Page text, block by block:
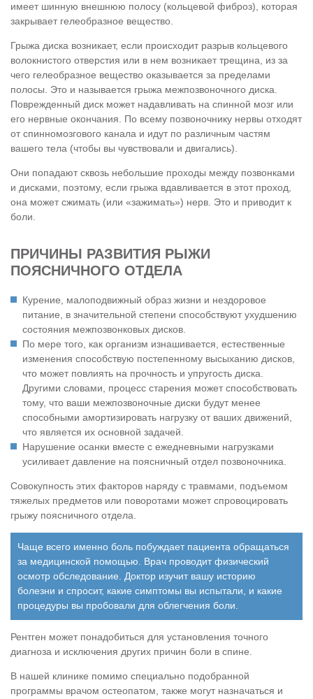
имеет шинную внешнюю полосу (кольцевой фиброз), которая
закрывает гелеобразное вещество.
Грыжа диска возникает, если происходит разрыв кольцевого
волокнистого отверстия или в нем возникает трещина, из за
чего гелеобразное вещество оказывается за пределами
полосы. Это и называется грыжа межпозвоночного диска.
Поврежденный диск может надавливать на спинной мозг или
его нервные окончания. По всему позвоночнику нервы отходят
от спинномозгового канала и идут по различным частям
вашего тела (чтобы вы чувствовали и двигались).
Они попадают сквозь небольшие проходы между позвонками
и дисками, поэтому, если грыжа вдавливается в этот проход,
она может сжимать (или «зажимать») нерв. Это и приводит к
боли.
ПРИЧИНЫ РАЗВИТИЯ РЫЖИ
ПОЯСНИЧНОГО ОТДЕЛА
Курение, малоподвижный образ жизни и нездоровое
питание, в значительной степени способствуют ухудшению
состояния межпозвонковых дисков.
По мере того, как организм изнашивается, естественные
изменения способствую постепенному высыханию дисков,
что может повлиять на прочность и упругость диска.
Другими словами, процесс старения может способствовать
тому, что ваши межпозвоночные диски будут менее
способными амортизировать нагрузку от ваших движений,
что является их основной задачей.
Нарушение осанки вместе с ежедневными нагрузками
усиливает давление на поясничный отдел позвоночника.
Совокупность этих факторов наряду с травмами, подъемом
тяжелых предметов или поворотами может спровоцировать
грыжу поясничного отдела.
Чаще всего именно боль побуждает пациента обращаться
за медицинской помощью. Врач проводит физический
осмотр обследование. Доктор изучит вашу историю
болезни и спросит, какие симптомы вы испытали, и какие
процедуры вы пробовали для облегчения боли.
Рентген может понадобиться для установления точного
диагноза и исключения других причин боли в спине.
В нашей клинике помимо специально подобранной
программы врачом остеопатом, также могут назначаться и